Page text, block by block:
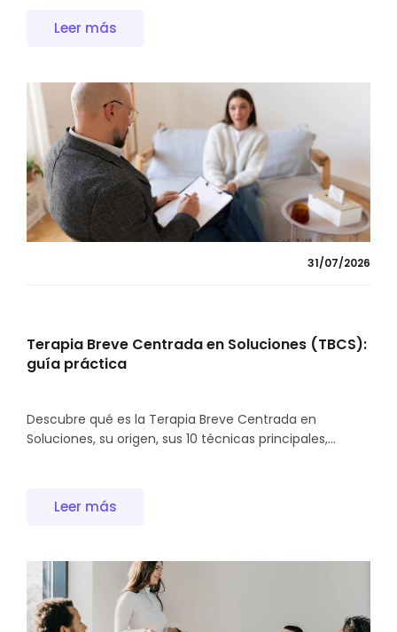
Leer más
31/07/2026
Terapia Breve Centrada en Soluciones (TBCS):
guía práctica
Descubre qué es la Terapia Breve Centrada en
Soluciones, su origen, sus 10 técnicas principales,...
Leer más